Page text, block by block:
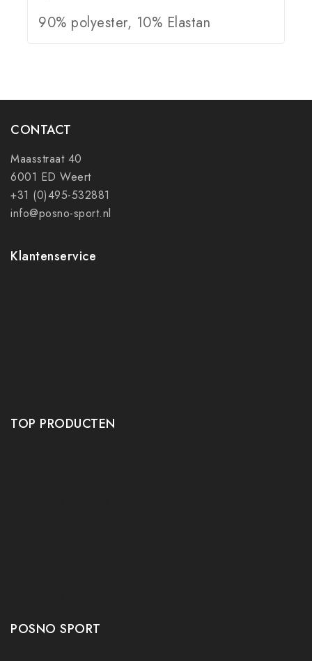
90% polyester, 10% Elastan
CONTACT
Maasstraat 40
6001 ED Weert
+31 (0)495-532881
info@posno-sport.nl
Klantenservice
TOP PRODUCTEN
POSNO SPORT